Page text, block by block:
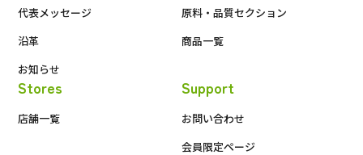
代表メッセージ
沿革
お知らせ
原料・品質セクション
商品一覧
Stores
店舗一覧
Support
お問い合わせ
会員限定ページ